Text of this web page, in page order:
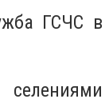
ГСЧС в